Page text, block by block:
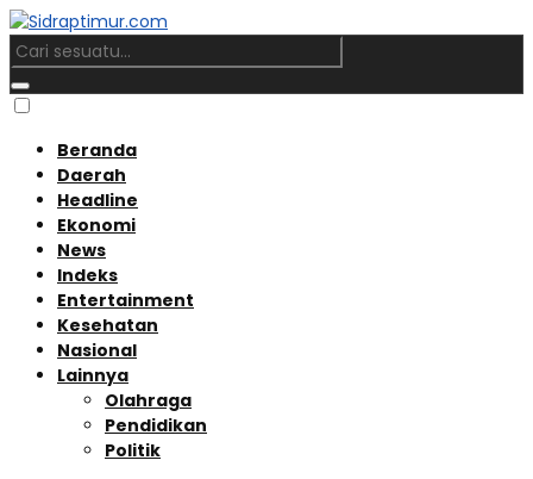
Beranda
Daerah
Headline
Ekonomi
News
Indeks
Entertainment
Kesehatan
Nasional
Lainnya
Olahraga
Pendidikan
Politik